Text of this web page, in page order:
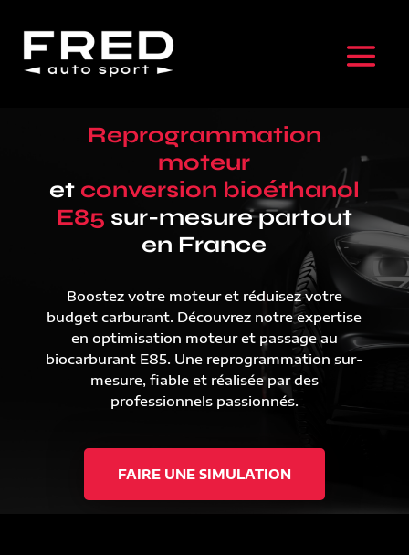
Reprogrammation
moteur
et conversion bioéthanol
E85 sur-mesure partout
en France
Boostez votre moteur et réduisez votre
budget carburant. Découvrez notre expertise
en optimisation moteur et passage au
biocarburant E85. Une reprogrammation sur-
mesure, fiable et réalisée par des
professionnels passionnés.
FAIRE UNE SIMULATION